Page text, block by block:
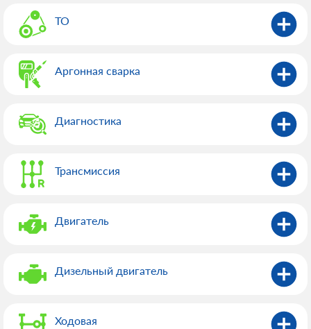
ТО
Аргонная сварка
Диагностика
Трансмиссия
Двигатель
Дизельный двигатель
Ходовая